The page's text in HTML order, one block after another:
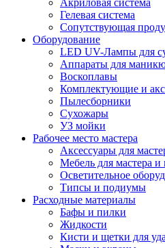
Акриловая система
Гелевая система
Сопутствующая
Оборудование
LED UV-Лампы для
Аппараты для
Воскоплавы
Комплектующие и
Пылесборники
Сухожары
УЗ мойки
Рабочее место мастера
Аксессуары для
Мебель для мастера и
Осветительное
Типсы и подиумы
Расходные материалы
Бафы и пилки
Жидкости
Кисти и щетки для